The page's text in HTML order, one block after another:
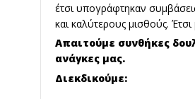
έτσι υπογράφτηκαν
και καλύτερους μισθούς.
Απαιτούμε συνθήκες
ανάγκες μας.
Διεκδικούμε: